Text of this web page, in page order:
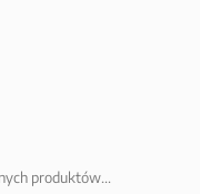
produktów...